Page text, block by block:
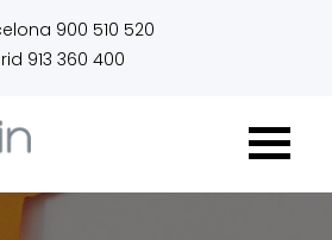
900 510 520
913 360 400